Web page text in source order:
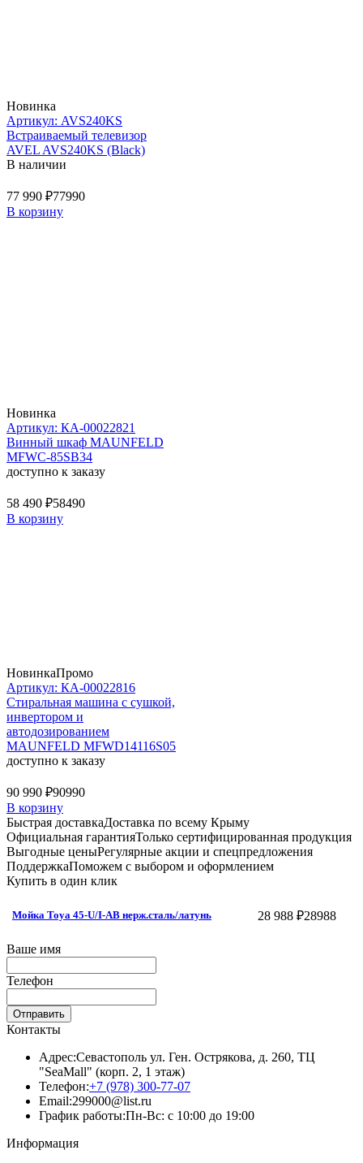
Новинка
Артикул: AVS240KS
Встраиваемый телевизор
AVEL AVS240KS (Black)
В наличии
77 990 ₽77990
В корзину
Новинка
Артикул: КА-00022821
Винный шкаф MAUNFELD
MFWC-85SB34
доступно к заказу
58 490 ₽58490
В корзину
НовинкаПромо
Артикул: КА-00022816
Стиральная машина c сушкой,
инвертором и
автодозированием
MAUNFELD MFWD14116S05
доступно к заказу
90 990 ₽90990
В корзину
Быстрая доставкаДоставка по всему Крыму
Официальная гарантияТолько сертифицированная продукция
Выгодные ценыРегулярные акции и спецпредложения
ПоддержкаПоможем с выбором и оформлением
Купить в один клик
Мойка Toya 45-U/I-АB нерж.сталь/латунь 28 988 ₽28988
Ваше имя
Телефон
Отправить
Контакты
Адрес:Севастополь ул. Ген. Острякова, д. 260, ТЦ
"SeaMall" (корп. 2, 1 этаж)
Телефон:+7 (978) 300-77-07
Email:299000@list.ru
График работы:Пн-Вс: с 10:00 до 19:00
Информация